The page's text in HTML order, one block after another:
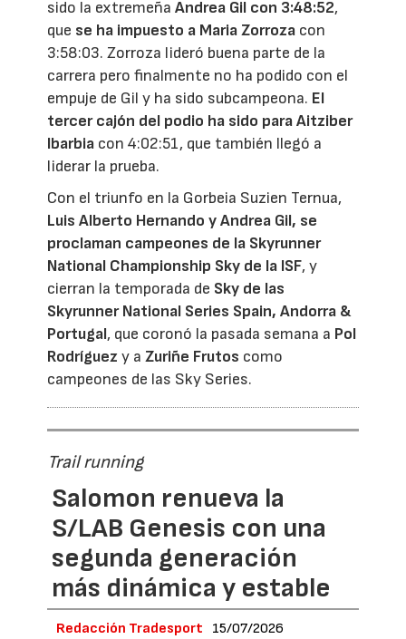
sido la extremeña Andrea Gil con 3:48:52,
que se ha impuesto a Maria Zorroza con
3:58:03. Zorroza lideró buena parte de la
carrera pero finalmente no ha podido con el
empuje de Gil y ha sido subcampeona. El
tercer cajón del podio ha sido para Aitziber
Ibarbia con 4:02:51, que también llegó a
liderar la prueba.
Con el triunfo en la Gorbeia Suzien Ternua,
Luis Alberto Hernando y Andrea Gil, se
proclaman campeones de la Skyrunner
National Championship Sky de la ISF, y
cierran la temporada de Sky de las
Skyrunner National Series Spain, Andorra &
Portugal, que coronó la pasada semana a Pol
Rodríguezy aZuriñe Frutos como
campeones de las Sky Series.
Trail running
Salomon renueva la
S/LAB Genesis con una
segunda generación
más dinámica y estable
Redacción Tradesport 15/07/2026